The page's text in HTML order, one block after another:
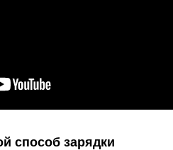
способ зарядки